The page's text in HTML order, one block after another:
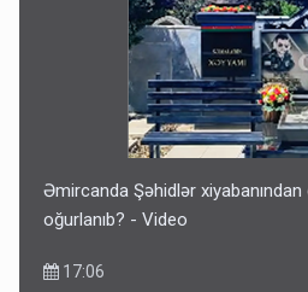
Əmircanda Şəhidlər
oğurlanıb? - Video
17:06